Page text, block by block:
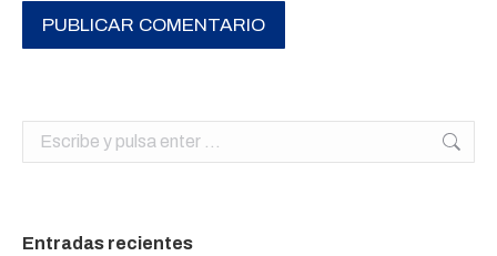
PUBLICAR COMENTARIO
Buscar:
Entradas recientes